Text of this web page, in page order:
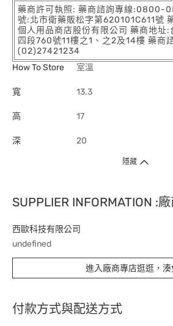
藥商許可執照: 藥商諮詢專線:0800-
號:北市衛藥販松字第620101C611號
個人用品商店股份有限公司 藥商地址:
四段760號11樓之1、之2及14樓 藥商
(02)27421234
How To Store
室溫
寬 13.3
高 17
深 20
隱藏
SUPPLIER INFORMATION :
西歐科技有限公司
undefined
進入廠商專店逛逛，湊
付款方式與配送方式